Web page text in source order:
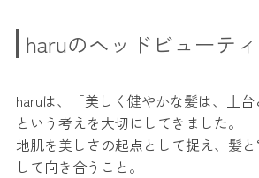
haruのヘッドビューティ
haruは、「美しく健やかな髪は、土台
という考えを大切にしてきました。
地肌を美しさの起点として捉え、髪と
して向き合うこと。